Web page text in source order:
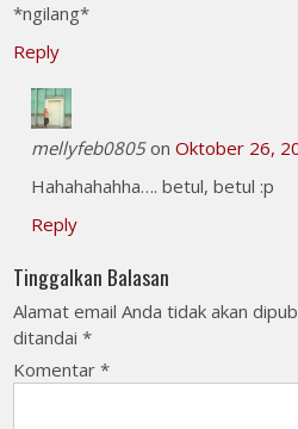
*ngilang*
Reply
mellyfeb0805onOktober 26,
Hahahahahha…. betul, betul :p
Reply
Tinggalkan Balasan
Alamat email Anda tidak akan
ditandai*
Komentar*